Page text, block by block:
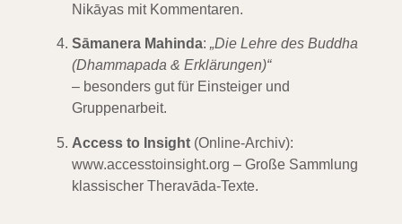
Nikāyas mit Kommentaren.
Sāmanera Mahinda: „Die Lehre des Buddha
(Dhammapada & Erklärungen)“
– besonders gut für Einsteiger und
Gruppenarbeit.
Access to Insight (Online-Archiv):
www.accesstoinsight.org – Große Sammlung
klassischer Theravāda-Texte.